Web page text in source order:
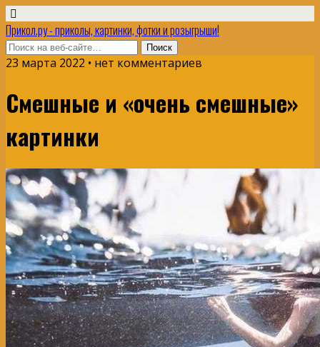
Прикол.ру - приколы, картинки, фотки и розыгрыши!
23 марта 2022 • нет комментариев
Смешные и «очень смешные»
картинки